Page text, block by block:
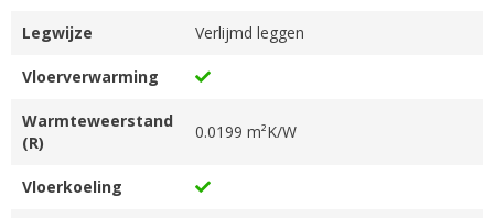
Legwijze Verlijmd leggen
Vloerverwarming
Warmteweerstand
(R)
0.0199 m²K/W
Vloerkoeling